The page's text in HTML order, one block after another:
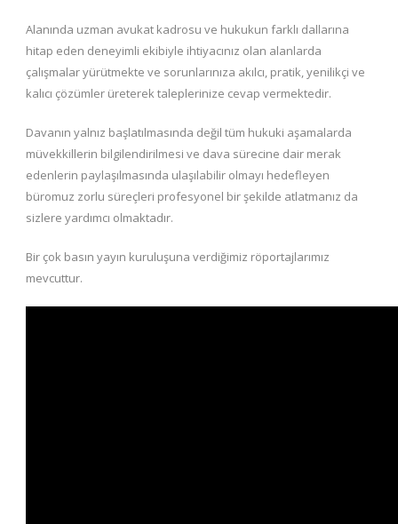
Alanında uzman avukat kadrosu ve hukukun farklı dallarına
hitap eden deneyimli ekibiyle ihtiyacınız olan alanlarda
çalışmalar yürütmekte ve sorunlarınıza akılcı, pratik, yenilikçi ve
kalıcı çözümler üreterek taleplerinize cevap vermektedir.
Davanın yalnız başlatılmasında değil tüm hukuki aşamalarda
müvekkillerin bilgilendirilmesi ve dava sürecine dair merak
edenlerin paylaşılmasında ulaşılabilir olmayı hedefleyen
büromuz zorlu süreçleri profesyonel bir şekilde atlatmanız da
sizlere yardımcı olmaktadır.
Bir çok basın yayın kuruluşuna verdiğimiz röportajlarımız
mevcuttur.